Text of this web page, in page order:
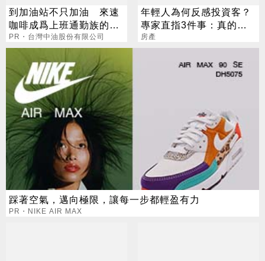
到加油站不只加油 來速
咖啡成爲上班通勤族的新
選擇
PR・台灣中油股份有限公司
年輕人為何反感投資客？
專家直指3件事：真的太
過分
房產
踩著空氣，邁向極限，讓每一步都輕盈有力
PR・NIKE AIR MAX